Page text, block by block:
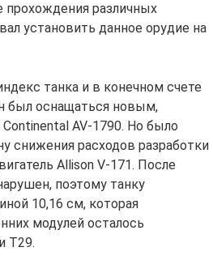
различных
установить данное орудие на
танка и в конечном счете
был оснащаться новым,
AV-1790. Но было
снижения расходов разработки
Allison V-171. После
поэтому танку
10,16 см, которая
модулей осталось
Т29.